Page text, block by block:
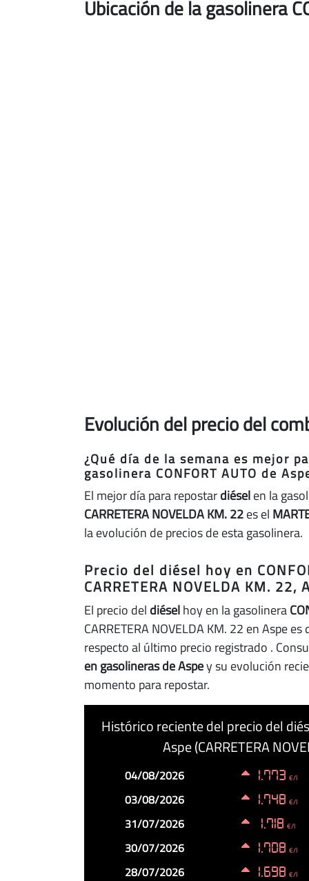
Ubicación de la gasolinera
Evolución del precio del
¿Qué día de la semana es mejor
gasolinera CONFORT AUTO de
El mejor día para repostardiéselen la
CARRETERA NOVELDA KM. 22es el
la evolución de precios de esta gasolinera.
Precio del diésel hoy en
CARRETERA NOVELDA KM. 22,
El precio del diéselhoy en la gasolinera
CARRETERA NOVELDA KM. 22 en Aspe es
respecto al último precio registrado .
en gasolineras de Aspey su evolución
momento para repostar.
Histórico reciente del precio del
Aspe (CARRETERA
PrecioCambio
04/08/2026 1.773 €/l
03/08/2026 1.748 €/l
31/07/2026 1.718 €/l
30/07/2026 1.708 €/l
28/07/2026 1.698 €/l